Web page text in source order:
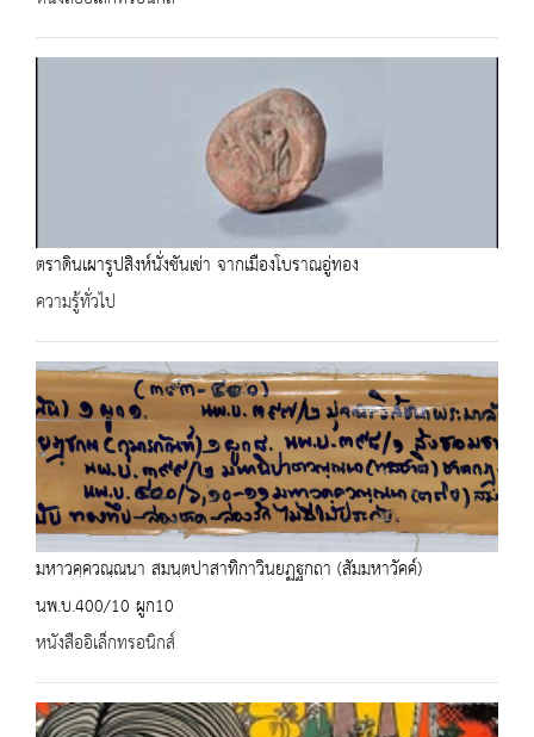
ตราดินเผารูปสิงห์นั่งชันเข่า จากเมืองโบราณอู่ทอง
ความรู้ทั่วไป
มหาวคฺควณฺณนา สมนฺตปาสาทิกาวินยฏฐกถา (สัมมหาวัคค์)
นพ.บ.400/10 ผูก10
หนังสืออิเล็กทรอนิกส์